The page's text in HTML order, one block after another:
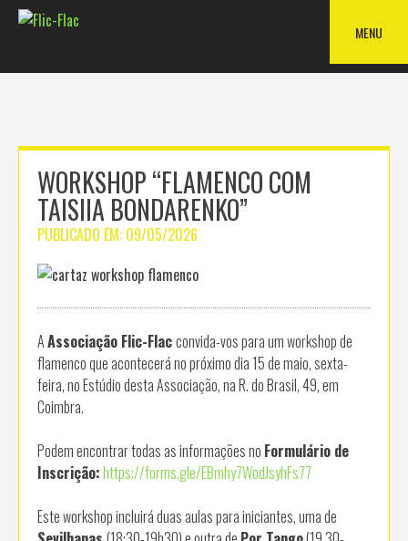
Skip
MENU
WORKSHOP “FLAMENCO COM
TAISIIA BONDARENKO”
PUBLICADO EM: 09/05/2026
AAssociação Flic-Flacconvida-vos para um workshop de
flamenco que acontecerá no próximo dia 15 de maio, sexta-
feira, no Estúdio desta Associação, na R. do Brasil, 49, em
Coimbra.
Podem encontrar todas as informações no Formulário de
Inscrição:https://forms.gle/EBmhy7WodJsyhFs77
Este workshop incluirá duas aulas para iniciantes, uma de